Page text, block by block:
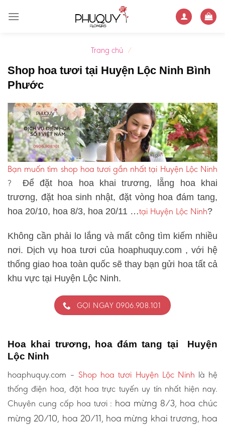
Trang chủ /
Shop hoa tươi tại Huyện Lộc Ninh Bình
Phước
Bạn muốn tìm shop hoa tươi gần nhất tại Huyện Lộc Ninh
? Để đặt hoa hoa khai trương, lẵng hoa khai
trương, đặt hoa sinh nhật, đặt vòng hoa đám tang,
hoa 20/10, hoa 8/3, hoa 20/11 …tại Huyện Lộc Ninh?
Không cần phải lo lắng và mất công tìm kiếm nhiều
nơi. Dịch vụ hoa tươi của hoaphuquy.com , với hệ
thống giao hoa toàn quốc sẽ thay bạn gửi hoa tất cả
khu vực tại Huyện Lộc Ninh.
GỌI NGAY 0906.908.101
Hoa khai trương, hoa đám tang tại Huyện
Lộc Ninh
hoaphuquy.com – Shop hoa tươi Huyện Lộc Ninh là hệ
thống điện hoa, đặt hoa trực tuyến uy tín nhất hiện nay.
Chuyên cung cấp hoa tươi : hoa mừng 8/3, hoa chúc
mừng 20/10, hoa 20/11, hoa mừng khai trương, hoa